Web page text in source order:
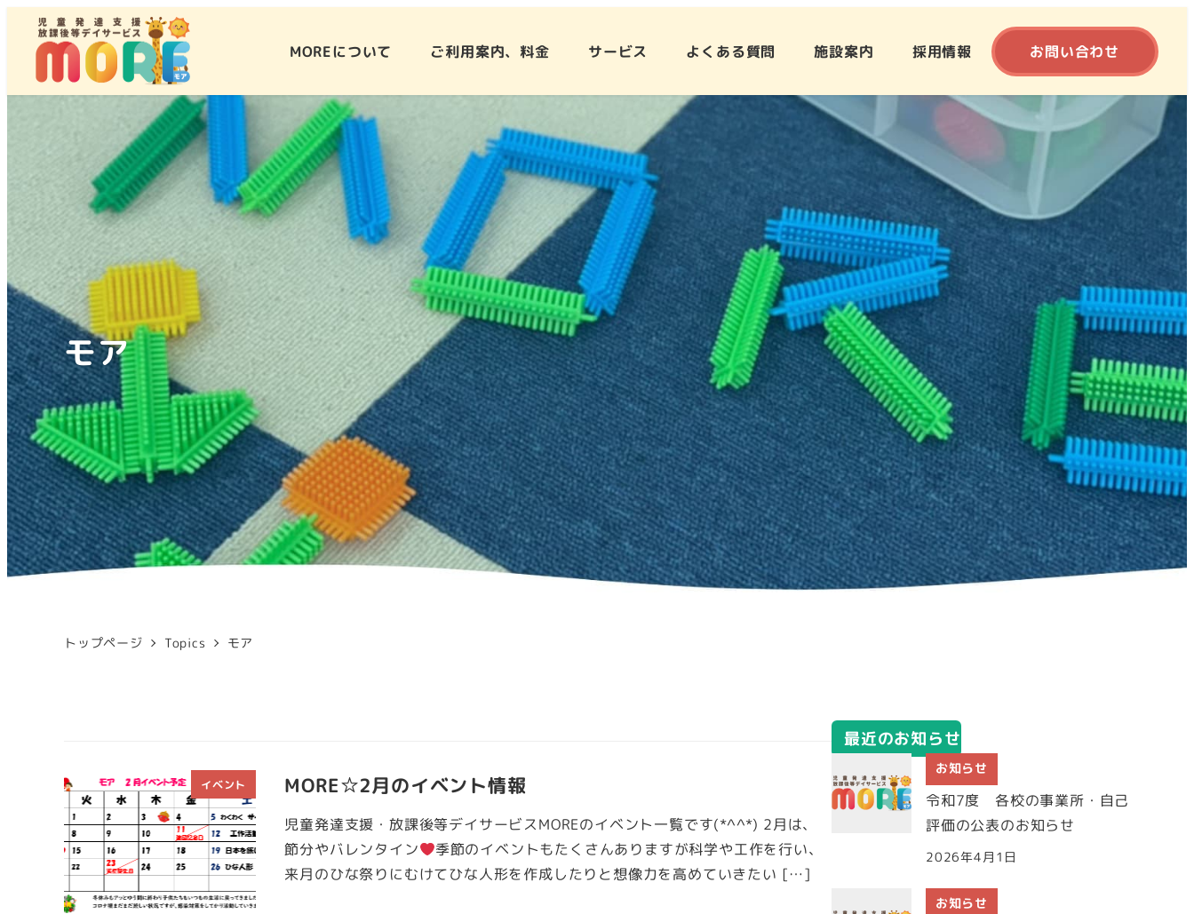
MOREについて ご利用案内、料金 サービス よくある質問 施設案内 採用情報 お問い合わせ
モア
トップページ Topics モア
イベント MORE☆2月のイベント情報
児童発達支援・放課後等デイサービスMOREのイベント一覧です(*^^*) 2月は、
節分やバレンタイン
季節のイベントもたくさんありますが科学や工作を行い、
来月のひな祭りにむけてひな人形を作成したりと想像力を高めていきたい […]
最近のお知らせ
お知らせ
令和7度 各校の事業所・自己
評価の公表のお知らせ
2026年4月1日
お知らせ